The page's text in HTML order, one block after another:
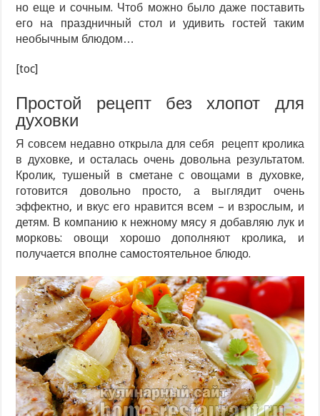
но еще и сочным. Чтоб можно было даже поставить
его на праздничный стол и удивить гостей таким
необычным блюдом…
[toc]
Простой рецепт без хлопот для
духовки
Я совсем недавно открыла для себя рецепт кролика
в духовке, и осталась очень довольна результатом.
Кролик, тушеный в сметане с овощами в духовке,
готовится довольно просто, а выглядит очень
эффектно, и вкус его нравится всем – и взрослым, и
детям. В компанию к нежному мясу я добавляю лук и
морковь: овощи хорошо дополняют кролика, и
получается вполне самостоятельное блюдо.